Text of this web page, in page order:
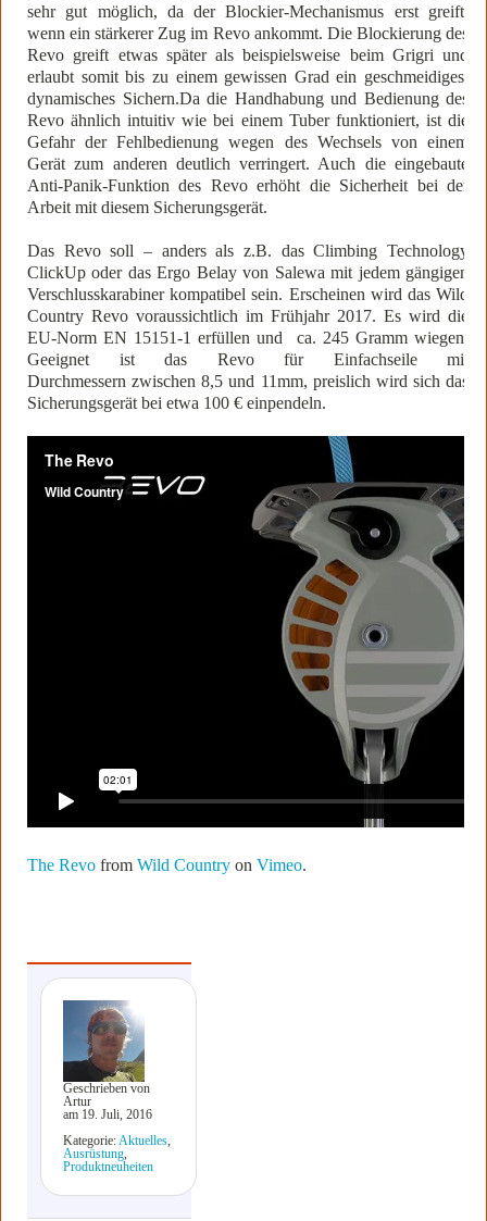
sehr gut möglich, da der Blockier-Mechanismus erst greift,
wenn ein stärkerer Zug im Revo ankommt. Die Blockierung des
Revo greift etwas später als beispielsweise beim Grigri und
erlaubt somit bis zu einem gewissen Grad ein geschmeidiges,
dynamisches Sichern.Da die Handhabung und Bedienung des
Revo ähnlich intuitiv wie bei einem Tuber funktioniert, ist die
Gefahr der Fehlbedienung wegen des Wechsels von einem
Gerät zum anderen deutlich verringert. Auch die eingebaute
Anti-Panik-Funktion des Revo erhöht die Sicherheit bei der
Arbeit mit diesem Sicherungsgerät.
Das Revo soll – anders als z.B. das Climbing Technology
ClickUp oder das Ergo Belay von Salewa mit jedem gängigen
Verschlusskarabiner kompatibel sein. Erscheinen wird das Wild
Country Revo voraussichtlich im Frühjahr 2017. Es wird die
EU-Norm EN 15151-1 erfüllen und ca. 245 Gramm wiegen.
Geeignet ist das Revo für Einfachseile mit
Durchmessern zwischen 8,5 und 11mm, preislich wird sich das
Sicherungsgerät bei etwa 100 € einpendeln.
The Revo fromWild Country onVimeo.
Geschrieben von
Artur
am 19. Juli, 2016
Kategorie: Aktuelles
Ausrüstung
Produktneuheiten